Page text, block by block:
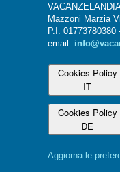
Mazzoni Marzia
P.I.
email:
Cookies Policy
IT
Cookies Policy
DE
Aggiorna le